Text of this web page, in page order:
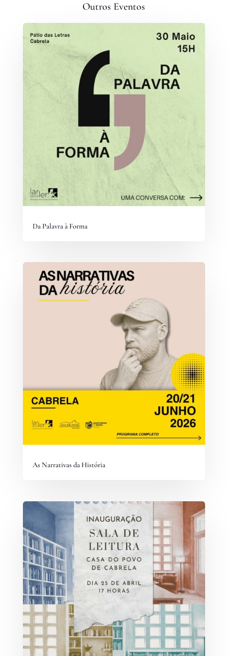
Outros Eventos
Da Palavra à Forma
As Narrativas da História